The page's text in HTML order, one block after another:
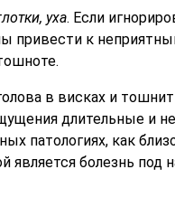
уха. Если
привести к
в висках и
длительные и
патологиях, как
является болезнь под